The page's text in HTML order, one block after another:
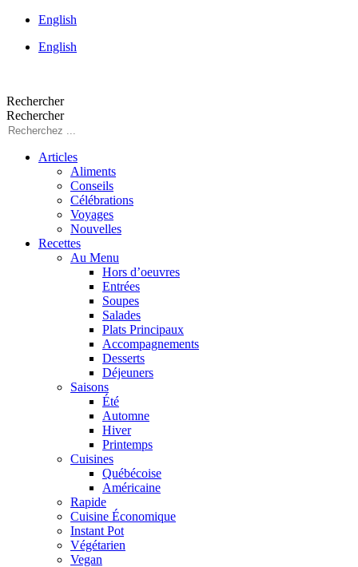
English
English
Rechercher
Rechercher
Articles
Aliments
Conseils
Célébrations
Voyages
Nouvelles
Recettes
Au Menu
Hors d’oeuvres
Entrées
Soupes
Salades
Plats Principaux
Accompagnements
Desserts
Déjeuners
Saisons
Été
Automne
Hiver
Printemps
Cuisines
Québécoise
Américaine
Rapide
Cuisine Économique
Instant Pot
Végétarien
Vegan